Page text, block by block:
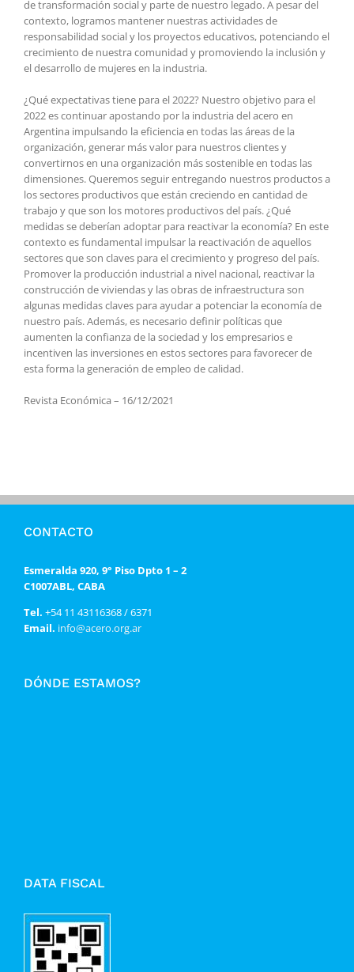
de transformación social y parte de nuestro legado. A pesar del
contexto, logramos mantener nuestras actividades de
responsabilidad social y los proyectos educativos, potenciando el
crecimiento de nuestra comunidad y promoviendo la inclusión y
el desarrollo de mujeres en la industria.
¿Qué expectativas tiene para el 2022? Nuestro objetivo para el
2022 es continuar apostando por la industria del acero en
Argentina impulsando la eficiencia en todas las áreas de la
organización, generar más valor para nuestros clientes y
convertirnos en una organización más sostenible en todas las
dimensiones. Queremos seguir entregando nuestros productos a
los sectores productivos que están creciendo en cantidad de
trabajo y que son los motores productivos del país. ¿Qué
medidas se deberían adoptar para reactivar la economía? En este
contexto es fundamental impulsar la reactivación de aquellos
sectores que son claves para el crecimiento y progreso del país.
Promover la producción industrial a nivel nacional, reactivar la
construcción de viviendas y las obras de infraestructura son
algunas medidas claves para ayudar a potenciar la economía de
nuestro país. Además, es necesario definir políticas que
aumenten la confianza de la sociedad y los empresarios e
incentiven las inversiones en estos sectores para favorecer de
esta forma la generación de empleo de calidad.
Revista Económica – 16/12/2021
CONTACTO
Esmeralda 920, 9° Piso Dpto 1 – 2
C1007ABL, CABA
Tel. +54 11 43116368 / 6371
Email. info@acero.org.ar
DÓNDE ESTAMOS?
DATA FISCAL